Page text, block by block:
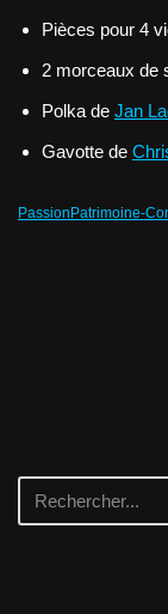
Pièces pour 4
2 morceaux de
Polka de Jan
Gavotte de
PassionPatrimoine-